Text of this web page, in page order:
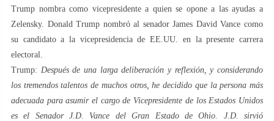
Trump nombra como vicepresidente a quien se opone a las ayudas a
Zelensky. Donald Trump nombró al senador James David Vance como
su candidato a la vicepresidencia de EE.UU. en la presente carrera
electoral.
Trump: Después de una larga deliberación y reflexión, y considerando
los tremendos talentos de muchos otros, he decidido que la persona más
adecuada para asumir el cargo de Vicepresidente de los Estados Unidos
es el Senador J.D. Vance del Gran Estado de Ohio. J.D. sirvió